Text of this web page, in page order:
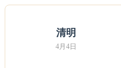
清明
4月4日